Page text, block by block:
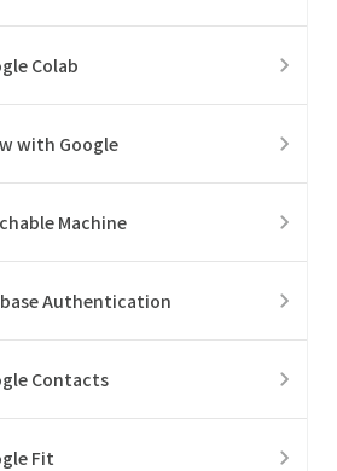
Colab
with Google
Machine
Authentication
Contacts
Fit